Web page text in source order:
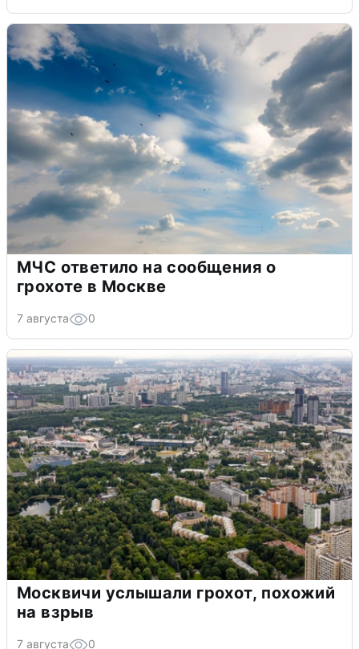
МЧС ответило на сообщения о
грохоте в Москве
7 августа 0
Москвичи услышали грохот, похожий
на взрыв
7 августа 0